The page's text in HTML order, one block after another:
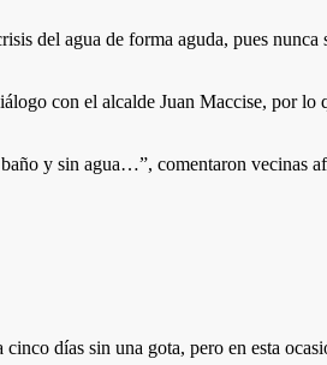
del agua de forma aguda, pues nunca
con el alcalde Juan Maccise, por lo
y sin agua…”, comentaron vecinas
días sin una gota, pero en esta